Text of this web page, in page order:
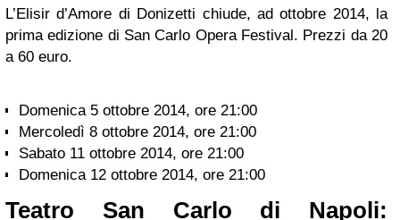
L’Elisir d’Amore di Donizetti chiude, ad ottobre 2014, la
prima edizione di San Carlo Opera Festival. Prezzi da 20
a 60 euro.
Domenica 5 ottobre 2014, ore 21:00
Mercoledì 8 ottobre 2014, ore 21:00
Sabato 11 ottobre 2014, ore 21:00
Domenica 12 ottobre 2014, ore 21:00
Teatro San Carlo di Napoli: